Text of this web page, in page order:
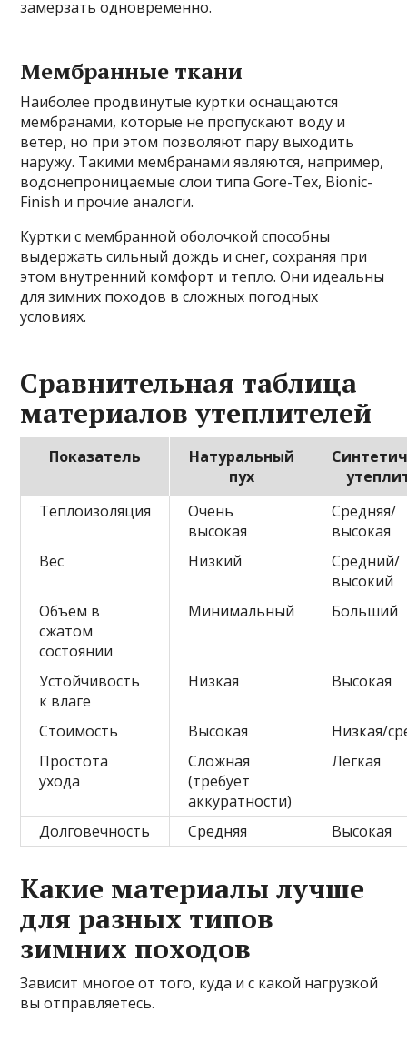
замерзать одновременно.
Мембранные ткани
Наиболее продвинутые куртки оснащаются
мембранами, которые не пропускают воду и
ветер, но при этом позволяют пару выходить
наружу. Такими мембранами являются, например,
водонепроницаемые слои типа Gore-Tex, Bionic-
Finish и прочие аналоги.
Куртки с мембранной оболочкой способны
выдержать сильный дождь и снег, сохраняя при
этом внутренний комфорт и тепло. Они идеальны
для зимних походов в сложных погодных
условиях.
Сравнительная таблица
материалов утеплителей
Показатель
Натуральный
пух
Теплоизоляция
Очень
высокая
Средняя/
высокая
Вес
Низкий
Средний/
высокий
Объем в
сжатом
состоянии
Минимальный Больший
Устойчивость
к влаге
Низкая Высокая
Стоимость Высокая
Низкая/
Простота
ухода
Сложная
(требует
аккуратности)
Легкая
Долговечность Средняя Высокая
Какие материалы лучше
для разных типов
зимних походов
Зависит многое от того, куда и с какой нагрузкой
вы отправляетесь.